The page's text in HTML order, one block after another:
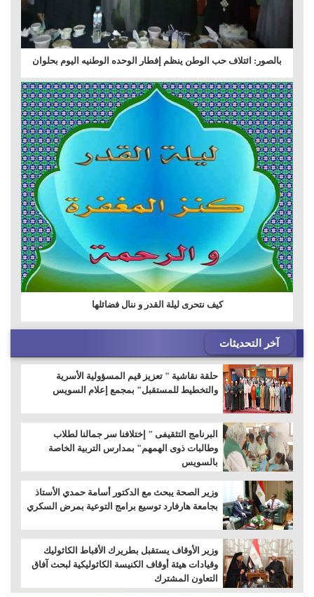
بالصور: ائتلاف حب الوطن ينظم إفطار الوحده الوطنيه اليوم بحلوان
كيف نتحرى ليلة القدر و ننال فضائلها
آخر التحديثات
حلقة نقاشية " تعزيز قيم المسؤولية الأسرية
والتخطيط للمستقبل" بمجمع إعلام السويس
البرنامج التثقيفى " إختلافنا سر جمالنا لطلاب
وطالبات ذوى الهمهم" بمدارس التربية الخاصة
بالسويس
وزير الصحة يبحث مع الدكتور أسامة حمدي الأستاذ
بجامعة هارفارد توسيع برامج التوعية بمرض السكري
وزير الأوقاف يستقبل بطريرك الأقباط الكاثوليك
وقيادات هيئة أوقاف الكنيسة الكاثوليكية لبحث آفاق
التعاون المشترك